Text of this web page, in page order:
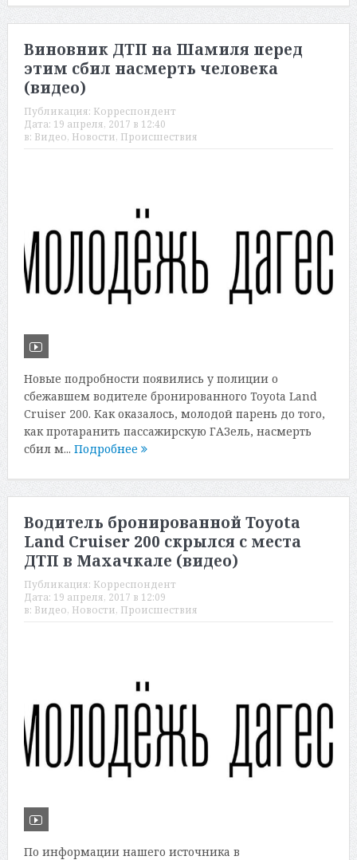
Виновник ДТП на Шамиля перед
этим сбил насмерть человека
(видео)
Публикация: Корреспондент
Дата: 19 апреля, 2017 в 12:40
в: Видео, Новости, Происшествия
Новые подробности появились у полиции о
сбежавшем водителе бронированного Toyota Land
Cruiser 200. Как оказалось, молодой парень до того,
как протаранить пассажирскую ГАЗель, насмерть
сбил м... Подробнее
Водитель бронированной Toyota
Land Cruiser 200 скрылся с места
ДТП в Махачкале (видео)
Публикация: Корреспондент
Дата: 19 апреля, 2017 в 12:09
в: Видео, Новости, Происшествия
По информации нашего источника в